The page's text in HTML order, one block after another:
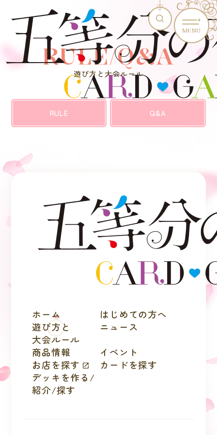
MENU
RULE/Q&A
遊び方と大会ルール
RULE Q&A
ホーム
はじめての方へ
遊び方と
大会ルール
ニュース
商品情報
イベント
お店を探す
カードを探す
デッキを作る/
紹介/探す